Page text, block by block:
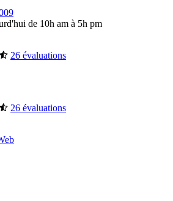
de 10h am à 5h pm
26 évaluations
26 évaluations